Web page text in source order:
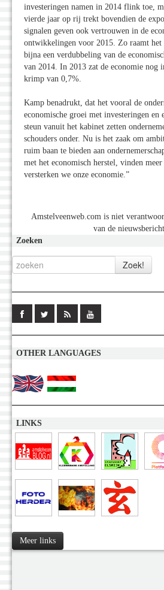
investeringen namen in 2014 flink toe,
vierde jaar op rij trekt bovendien de
signalen geven ook vertrouwen in de
ontwikkelingen voor 2015. Zo raamt het
bijna een verdubbeling van de
van 2014. In 2013 zat de economie nog
krimp van 0,7%.
Kamp benadrukt, dat het vooral de
economische groei met investeringen en
steun vanuit het kabinet zetten
schouders onder. Nu is het zaak om
ruim baan te bieden aan
met het economisch herstel, vinden meer
versterken we onze economie.”
Amstelveenweb.com is niet
van de
Zoeken
OTHER LANGUAGES
LINKS
Meer links